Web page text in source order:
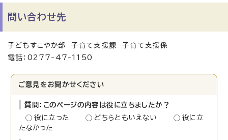
問い合わせ先
子どもすこやか部 子育て支援課 子育て支援係
電話：0277-47-1150
ご意見をお聞かせください
質問：このページの内容は役に立ちましたか？
役に立った
どちらともいえない
役に立
たなかった